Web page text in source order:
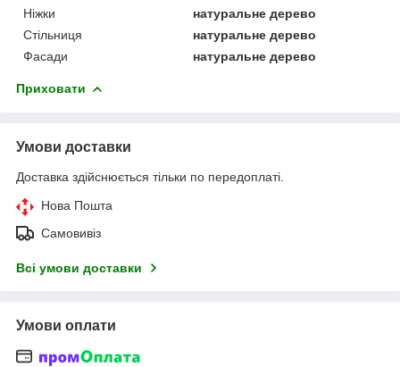
Ніжки
натуральне дерево
Стільниця
натуральне дерево
Фасади
натуральне дерево
Приховати
Умови доставки
Доставка здійснюється тільки по передоплаті.
Нова Пошта
Самовивіз
Всі умови доставки
Умови оплати